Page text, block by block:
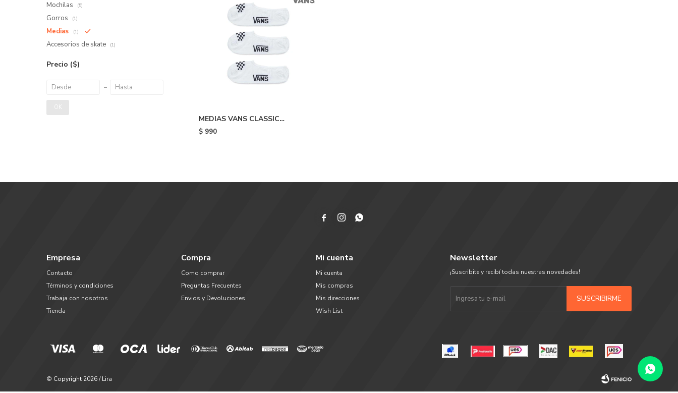
MEDIAS VANS CLASSIC
CANOODLE - White
$ 990
Mochilas (5)
Gorros (1)
Medias (1)
Accesorios de skate (1)
Precio ($)
OK
Empresa
Contacto
Términos y condiciones
Trabaja con nosotros
Tienda
Compra
Como comprar
Preguntas Frecuentes
Envios y Devoluciones
Mi cuenta
Mi cuenta
Mis compras
Mis direcciones
Wish List
  
Newsletter
¡Suscribite y recibí todas nuestras novedades!
SUSCRIBIRME
© Copyright 2026 / Lira